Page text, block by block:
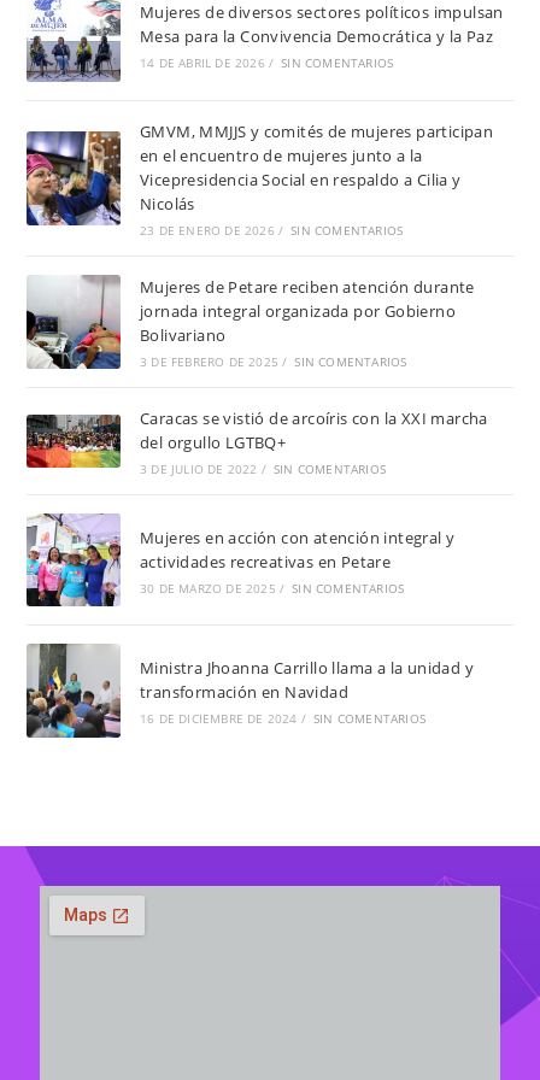
Mujeres de diversos sectores políticos impulsan
Mesa para la Convivencia Democrática y la Paz
14 DE ABRIL DE 2026 / SIN COMENTARIOS
GMVM, MMJJS y comités de mujeres participan
en el encuentro de mujeres junto a la
Vicepresidencia Social en respaldo a Cilia y
Nicolás
23 DE ENERO DE 2026 / SIN COMENTARIOS
Mujeres de Petare reciben atención durante
jornada integral organizada por Gobierno
Bolivariano
3 DE FEBRERO DE 2025 / SIN COMENTARIOS
Caracas se vistió de arcoíris con la XXI marcha
del orgullo LGTBQ+
3 DE JULIO DE 2022 / SIN COMENTARIOS
Mujeres en acción con atención integral y
actividades recreativas en Petare
30 DE MARZO DE 2025 / SIN COMENTARIOS
Ministra Jhoanna Carrillo llama a la unidad y
transformación en Navidad
16 DE DICIEMBRE DE 2024 / SIN COMENTARIOS